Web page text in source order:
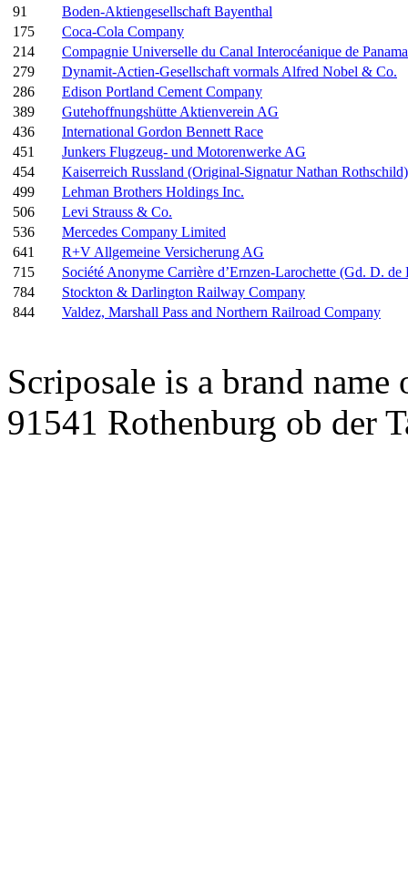
91
Boden-Aktiengesellschaft Bayenthal
175
Coca-Cola Company
214
Compagnie Universelle du Canal Interocéanique de
279
Dynamit-Actien-Gesellschaft vormals Alfred Nobel & Co.
286
Edison Portland Cement Company
389
Gutehoffnungshütte Aktienverein AG
436
International Gordon Bennett Race
451
Junkers Flugzeug- und Motorenwerke AG
454
Kaiserreich Russland (Original-Signatur Nathan Rothschild)
499
Lehman Brothers Holdings Inc.
506
Levi Strauss & Co.
536
Mercedes Company Limited
641
R+V Allgemeine Versicherung AG
715
Société Anonyme Carrière d’Ernzen-Larochette (Gd. D.
784
Stockton & Darlington Railway Company
844
Valdez, Marshall Pass and Northern Railroad Company
Scriposale is a brand
91541 Rothenburg ob der